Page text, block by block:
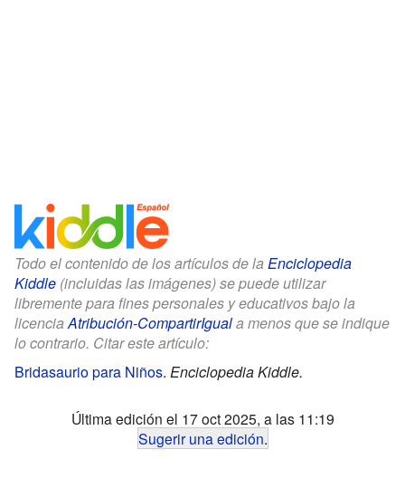
Todo el contenido de los artículos de la Enciclopedia
Kiddle (incluidas las imágenes) se puede utilizar
libremente para fines personales y educativos bajo la
licenciaAtribución-CompartirIguala menos que se indique
lo contrario. Citar este artículo:
Bridasaurio para Niños. Enciclopedia Kiddle.
Última edición el 17 oct 2025, a las 11:19
Sugerir una edición.